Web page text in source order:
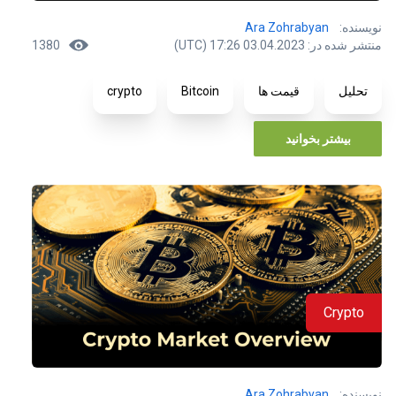
نویسنده:
Ara Zohrabyan
منتشر شده در: 03.04.2023 17:26 (UTC)
1380
تحلیل قیمت ها Bitcoin
crypto
بیشتر بخوانید
Crypto